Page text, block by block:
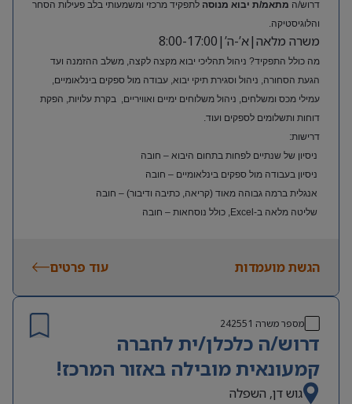
דרוש/ה מתאמ/ת יבוא מנוסה לתפקיד מרכזי ומשמעותי בלב פעילות הסחר
והלוגיסטיקה.
משרה מלאה|א’-ה’|8:00-17:00
מה כולל התפקיד? ניהול תהליכי יבוא מקצה לקצה, משלב ההזמנה ועד
הגעת הסחורה, ניהול וסגירת תיקי יבוא, עבודה מול ספקים בינלאומיים,
עמילי מכס ומשלחים, ניהול משלוחים ימיים ואוויריים, בקרת עלויות, הפקת
דוחות ותשלומים לספקים ועוד.
דרישות:
ניסיון של שנתיים לפחות בתחום היבוא – חובה
ניסיון בעבודה מול ספקים בינלאומיים – חובה
אנגלית ברמה גבוהה מאוד (קריאה, כתיבה ודיבור) – חובה
שליטה מלאה ב-Excel, כולל נוסחאות – חובה
הגשת מועמדות עוד פרטים
מספר משרה 242551
דרוש/ה כלכלן/ית לחברה
קמעונאית מובילה באזור המרכז!
גוש דן, השפלה